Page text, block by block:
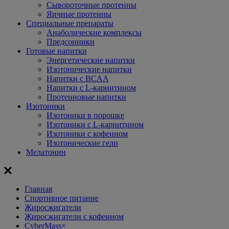
Сывороточные протеины
Яичные протеины
Специальные препараты
Анаболические комплексы
Предсонники
Готовые напитки
Энергетические напитки
Изотонические напитки
Напитки с BCAA
Напитки с L-карнитином
Протеиновые напитки
Изотоники
Изотоники в порошке
Изотоники с L-карнитином
Изотоники с кофеином
Изотонические гели
Мелатонин
Главная
Спортивное питание
Жиросжигатели
Жиросжигатели с кофеином
CyberMass×